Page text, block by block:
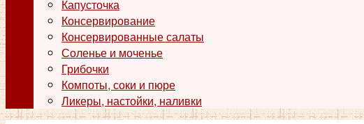
Капусточка
Консервирование
Консервированные салаты
Соленье и моченье
Грибочки
Компоты, соки и пюре
Ликеры, настойки, наливки